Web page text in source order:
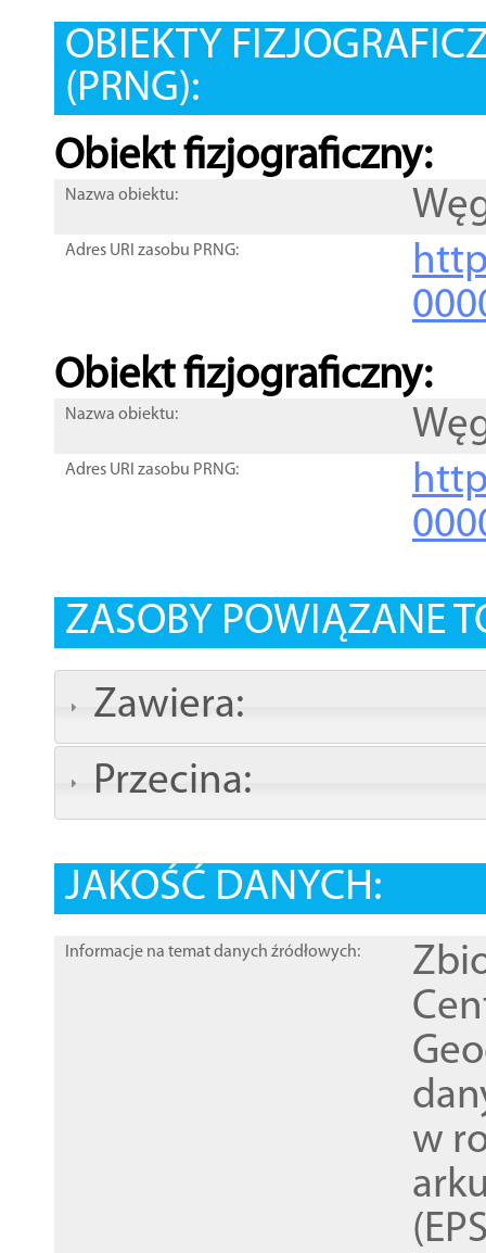
OBIEKTY
(PRNG):
Obiekt fizjograficzny:
Nazwa obiektu:
Adres URI zasobu PRNG:
Obiekt fizjograficzny:
Nazwa obiektu:
Adres URI zasobu PRNG:
ZASOBY POWIĄZANE
Zawiera:
Przecina:
JAKOŚĆ DANYCH:
Informacje na temat danych źródłowych:
w